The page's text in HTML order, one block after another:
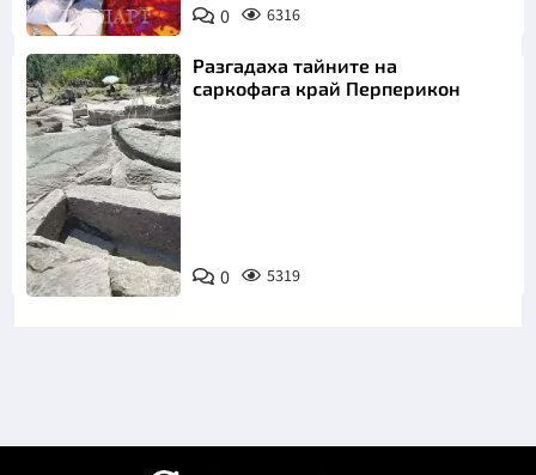
0 6316
Снимка:
Bulgaria ON
AIR
Разгадаха тайните на
саркофага край Перперикон
0 5319